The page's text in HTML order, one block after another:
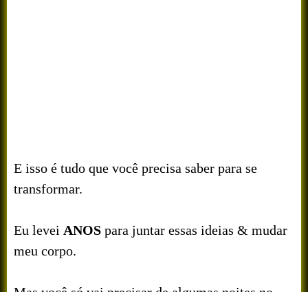
E isso é tudo que você precisa saber para se
transformar.
Eu levei ANOS para juntar essas ideias & mudar
meu corpo.